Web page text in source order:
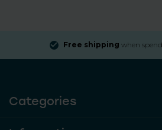
Free shipping when
Categories